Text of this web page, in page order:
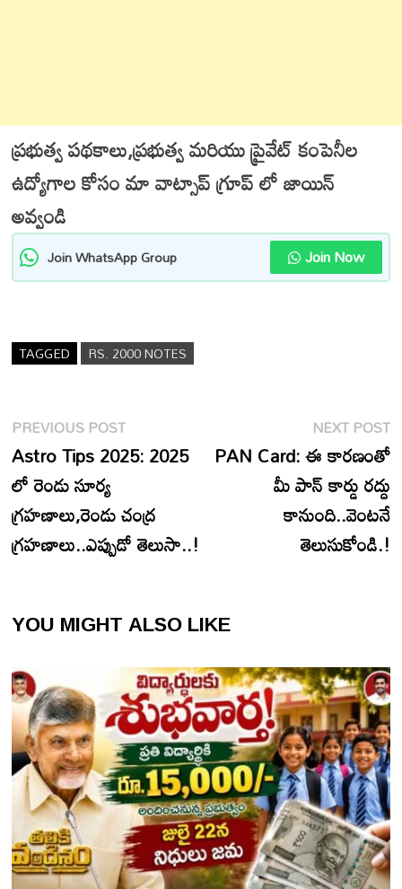
ప్రభుత్వ పథకాలు,ప్రభుత్వ మరియు ప్రైవేట్ కంపెనీల
ఉద్యోగాల కోసం మా వాట్సాప్ గ్రూప్ లో జాయిన్
అవ్వండి
Join WhatsApp Group Join Now
TAGGED RS. 2000 NOTES
Post
navigation
PREVIOUS POSTPrevious
post:
Astro Tips 2025: 2025
లో రెండు సూర్య
గ్రహణాలు,రెండు చంద్ర
గ్రహణాలు..ఎప్పుడో తెలుసా..!
NEXT POST
PAN Card: ఈ కారణంతో
మీ పాన్ కార్డు రద్దు
కానుంది..వెంటనే
తెలుసుకోండి.!
YOU MIGHT ALSO LIKE